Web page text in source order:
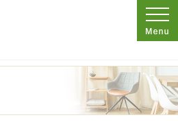
ケ崎市のリフォームを手がける工務店なら当社
ケ崎市の工務店【オハナリホーム】へ！